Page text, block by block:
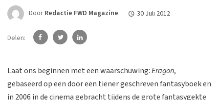
Door Redactie FWD Magazine 30 Juli 2012
Delen:
Laat ons beginnen met een waarschuwing:Eragon,
gebaseerd op een door een tiener geschreven fantasyboek en
in 2006 in de cinema gebracht tijdens de grote fantasygekte